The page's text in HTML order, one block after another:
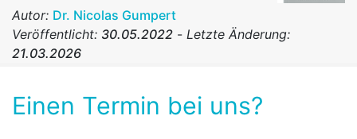
Autor: Dr. Nicolas Gumpert
Veröffentlicht: 30.05.2022 - Letzte Änderung:
21.03.2026
Einen Termin bei uns?